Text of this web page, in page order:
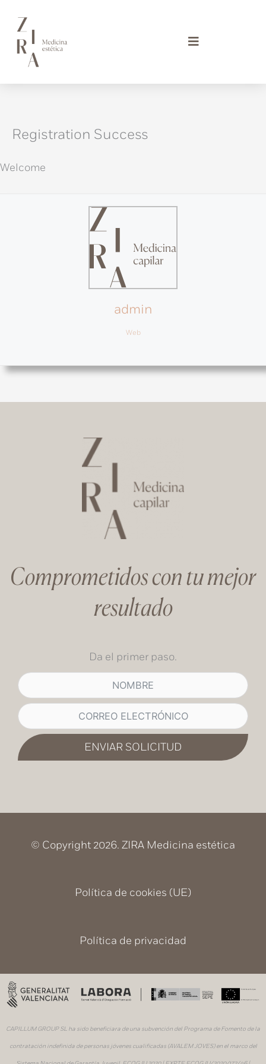
contenido
Registration Success
Welcome
admin
Web
Comprometidos con tu mejor
resultado
Da el primer paso.
ENVIAR SOLICITUD
© Copyright 2026. ZIRA Medicina estética
Política de cookies (UE)
Política de privacidad
CAPILLUM GROUP SL ha sido beneficiara de una subvención del Programa de Fomento de la
contratación indefinida de personas jóvenes cualificadas (AVALEM JOVES)en el marco del